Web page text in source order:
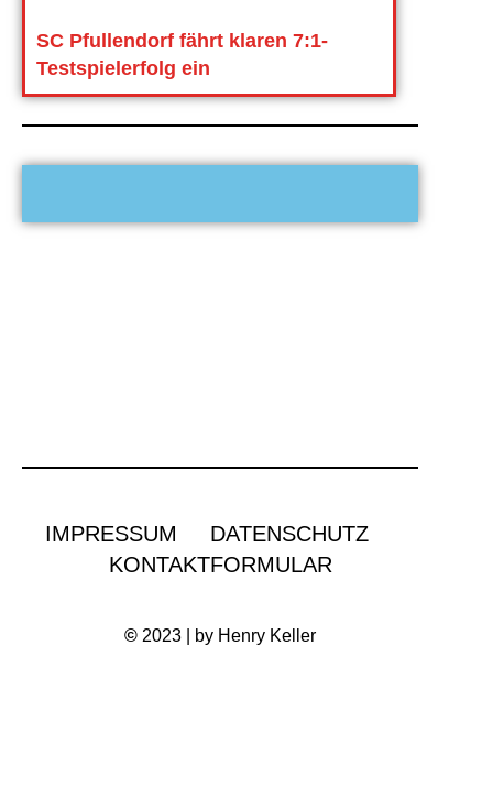
SC Pfullendorf fährt klaren 7:1-
Testspielerfolg ein
IMPRESSUM
DATENSCHUTZ
KONTAKTFORMULAR
© 2023 | by Henry Keller